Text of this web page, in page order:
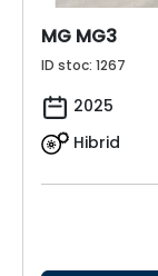
MG MG3
ID stoc: 1267
2025
Hibrid